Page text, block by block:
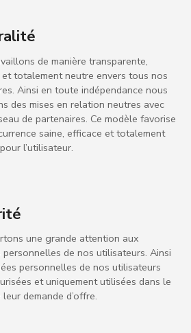
de manière transparente,
totalement neutre envers tous nos
Ainsi en toute indépendance nous
des mises en relation neutres avec
de partenaires. Ce modèle favorise
saine, efficace et totalement
l’utilisateur.
une grande attention aux
personnelles de nos utilisateurs. Ainsi
personnelles de nos utilisateurs
et uniquement utilisées dans le
demande d’offre.